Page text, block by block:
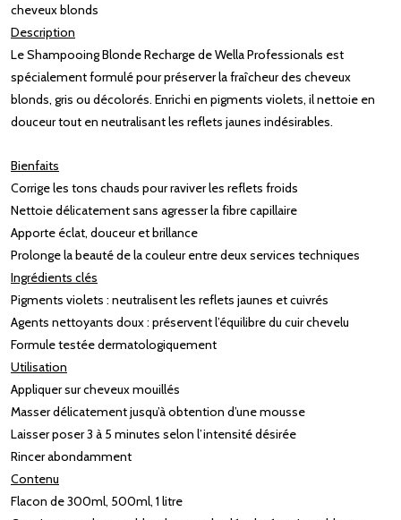
cheveux blonds
Description
Le Shampooing Blonde Recharge de Wella Professionals est
spécialement formulé pour préserver la fraîcheur des cheveux
blonds, gris ou décolorés. Enrichi en pigments violets, il nettoie en
douceur tout en neutralisant les reflets jaunes indésirables.
Bienfaits
Corrige les tons chauds pour raviver les reflets froids
Nettoie délicatement sans agresser la fibre capillaire
Apporte éclat, douceur et brillance
Prolonge la beauté de la couleur entre deux services techniques
Ingrédients clés
Pigments violets : neutralisent les reflets jaunes et cuivrés
Agents nettoyants doux : préservent l’équilibre du cuir chevelu
Formule testée dermatologiquement
Utilisation
Appliquer sur cheveux mouillés
Masser délicatement jusqu’à obtention d’une mousse
Laisser poser 3 à 5 minutes selon l’intensité désirée
Rincer abondamment
Contenu
Flacon de 300ml, 500ml, 1 litre